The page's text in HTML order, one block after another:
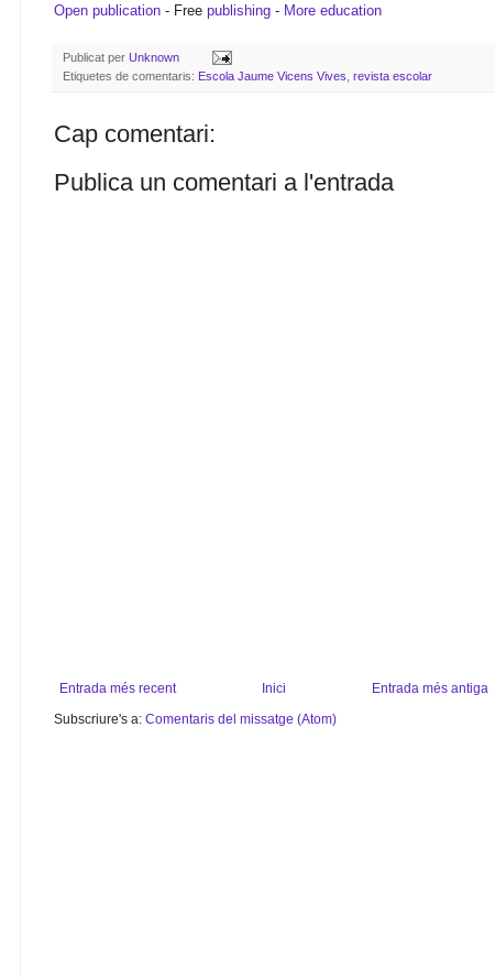
Open publication - Free publishing - More education
Publicat per Unknown
Etiquetes de comentaris: Escola Jaume Vicens Vives revista escolar
Cap comentari:
Publica un comentari a l'entrada
Entrada més recent Entrada més antiga
Inici
Subscriure's a: Comentaris del missatge (Atom)